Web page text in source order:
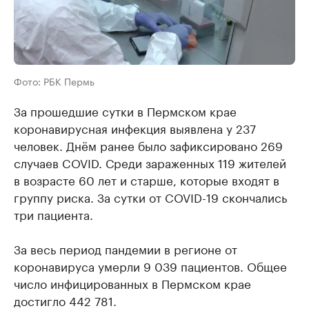
Фото: РБК Пермь
За прошедшие сутки в Пермском крае
коронавирусная инфекция выявлена у 237
человек. Днём ранее было зафиксировано 269
случаев COVID. Среди зараженных 119 жителей
в возрасте 60 лет и старше, которые входят в
группу риска. За сутки от COVID-19 скончались
три пациента.
За весь период пандемии в регионе от
коронавируса умерли 9 039 пациентов. Общее
число инфицированных в Пермском крае
достигло 442 781.